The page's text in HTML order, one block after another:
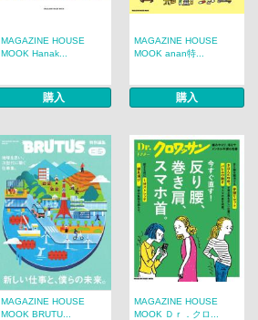
MAGAZINE HOUSE
MOOK Hanak...
購入
MAGAZINE HOUSE
MOOK anan特...
購入
MAGAZINE HOUSE
MOOK BRUTU...
MAGAZINE HOUSE
MOOK Ｄｒ．クロ...